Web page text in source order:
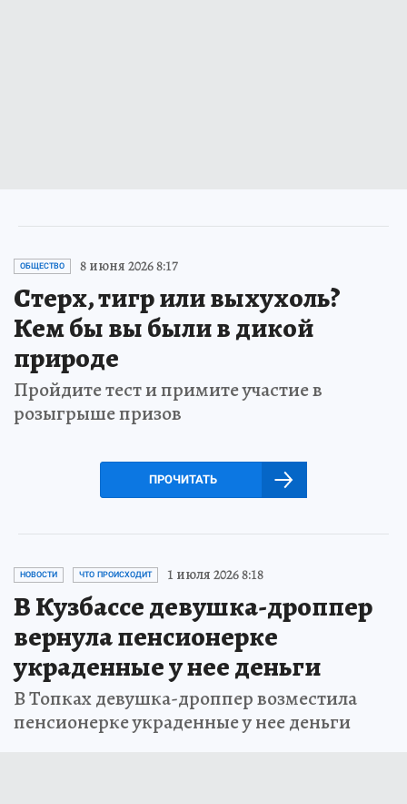
ОБЩЕСТВО 8 июня 2026 8:17
Стерх, тигр или выхухоль?
Кем бы вы были в дикой
природе
Пройдите тест и примите участие в
розыгрыше призов
ПРОЧИТАТЬ
НОВОСТИ ЧТО ПРОИСХОДИТ 1 июля 2026 8:18
В Кузбассе девушка-дроппер
вернула пенсионерке
украденные у нее деньги
В Топках девушка-дроппер возместила
пенсионерке украденные у нее деньги